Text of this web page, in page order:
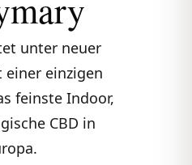
unter neuer
einzigen
feinste Indoor,
CBD in